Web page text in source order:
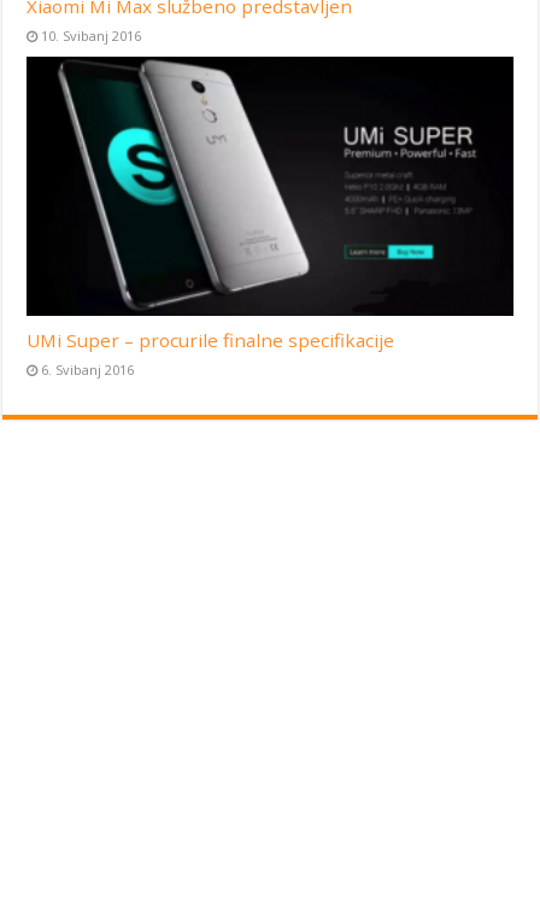
Xiaomi Mi Max službeno predstavljen
10. Svibanj 2016
UMi Super – procurile finalne specifikacije
6. Svibanj 2016